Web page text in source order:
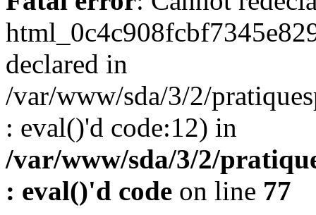
declared in
/var/www/sda/3/2/
: eval()'d code:12) in
/var/www/sda/3/2/
: eval()'d code on line 77